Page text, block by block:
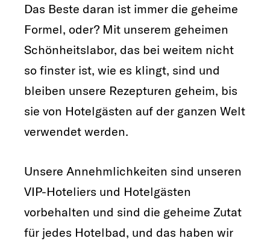
Das Beste daran ist immer die geheime
Formel, oder? Mit unserem geheimen
Schönheitslabor, das bei weitem nicht
so finster ist, wie es klingt, sind und
bleiben unsere Rezepturen geheim, bis
sie von Hotelgästen auf der ganzen Welt
verwendet werden.
Unsere Annehmlichkeiten sind unseren
VIP-Hoteliers und Hotelgästen
vorbehalten und sind die geheime Zutat
für jedes Hotelbad, und das haben wir